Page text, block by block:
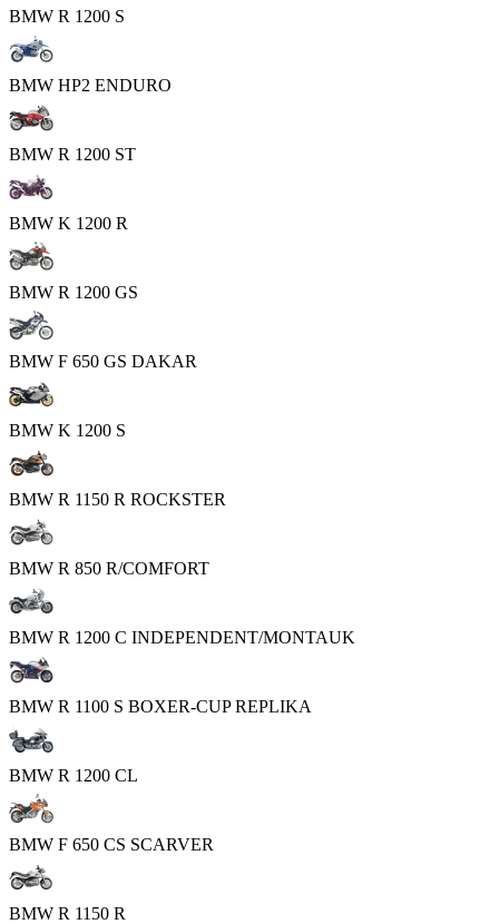
BMW R 1200 S
BMW HP2 ENDURO
BMW R 1200 ST
BMW K 1200 R
BMW R 1200 GS
BMW F 650 GS DAKAR
BMW K 1200 S
BMW R 1150 R ROCKSTER
BMW R 850 R/COMFORT
BMW R 1200 C INDEPENDENT/MONTAUK
BMW R 1100 S BOXER-CUP REPLIKA
BMW R 1200 CL
BMW F 650 CS SCARVER
BMW R 1150 R